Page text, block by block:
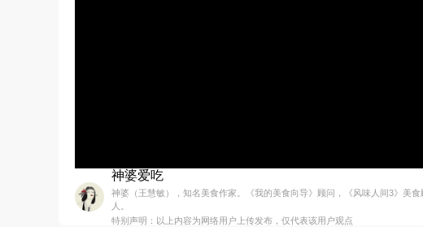
神婆爱吃
神婆（王慧敏），知名美食作家。《我的美食向导》顾问，《风味人间3》美食
人。
特别声明：以上内容为网络用户上传发布，仅代表该用户观点